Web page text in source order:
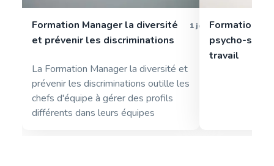
Formation Manager la diversité
et prévenir les discriminations
La Formation Manager la diversité et
prévenir les discriminations outille les
chefs d'équipe à gérer des profils
différents dans leurs équipes
1 jourFormation
psycho-
travail